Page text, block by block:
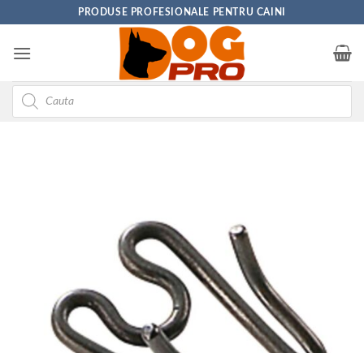
content
PRODUSE PROFESIONALE PENTRU CAINI
Products
search